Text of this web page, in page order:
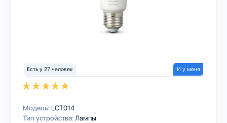
Есть у 27 человек И у меня
Модель: LCT014
Тип устройства: Лампы